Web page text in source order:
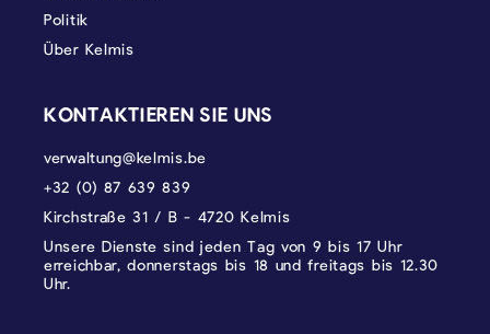
Politik
Über Kelmis
KONTAKTIEREN SIE UNS
verwaltung@kelmis.be
+32 (0) 87 639 839
Kirchstraße 31 / B - 4720 Kelmis
Unsere Dienste sind jeden Tag von 9 bis 17 Uhr
erreichbar, donnerstags bis 18 und freitags bis 12.30
Uhr.